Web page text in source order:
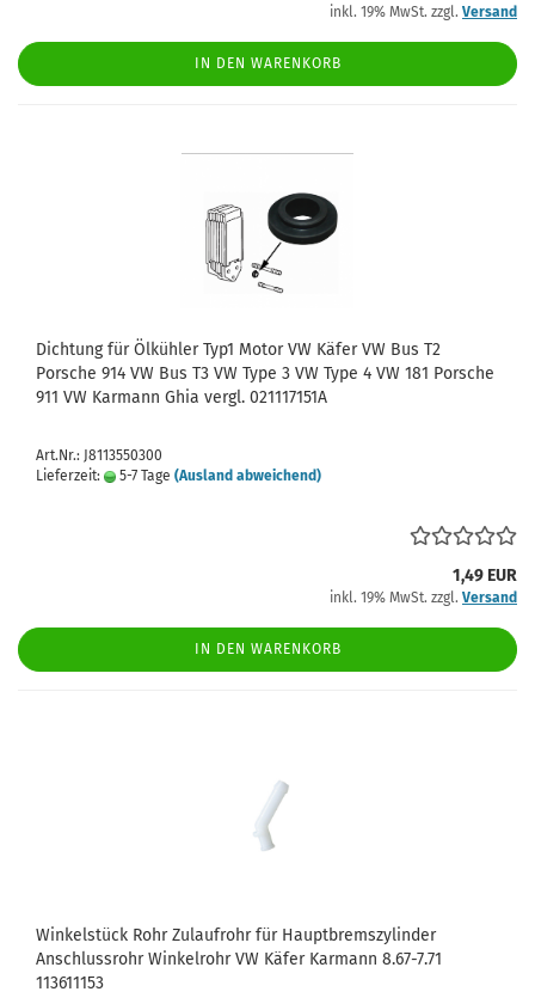
inkl. 19% MwSt. zzgl. Versand
IN DEN WARENKORB
Dichtung für Ölkühler Typ1 Motor VW Käfer VW Bus T2
Porsche 914 VW Bus T3 VW Type 3 VW Type 4 VW 181 Porsche
911 VW Karmann Ghia vergl. 021117151A
Art.Nr.: J8113550300
Lieferzeit:
5-7 Tage (Ausland abweichend)
1,49 EUR
inkl. 19% MwSt. zzgl. Versand
IN DEN WARENKORB
Winkelstück Rohr Zulaufrohr für Hauptbremszylinder
Anschlussrohr Winkelrohr VW Käfer Karmann 8.67-7.71
113611153